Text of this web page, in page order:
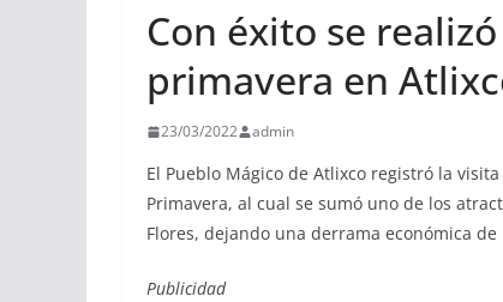
Con éxito se
primavera en
23/03/2022 admin
El Pueblo Mágico de Atlixco registró la
Primavera, al cual se sumó uno de los
Flores, dejando una derrama económica
Publicidad